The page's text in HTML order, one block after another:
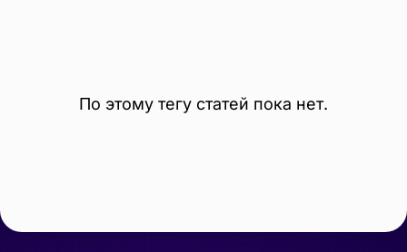
По этому тегу статей пока нет.